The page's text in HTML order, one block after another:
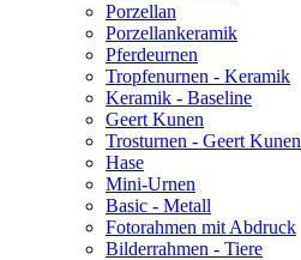
Porzellan
Porzellankeramik
Pferdeurnen
Tropfenurnen - Keramik
Keramik - Baseline
Geert Kunen
Trosturnen - Geert Kunen
Hase
Mini-Urnen
Basic - Metall
Fotorahmen mit Abdruck
Bilderrahmen - Tiere